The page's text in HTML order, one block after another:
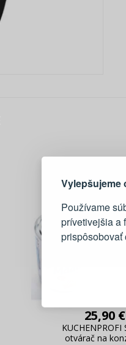
Vylepšujeme
Používame
prívetivejšia a
prispôsobovať
25,90 €
KUCHENPROFI
otvárač na
Živý náhľad na